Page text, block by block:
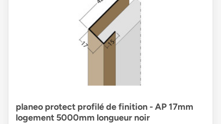
planeo protect profilé de finition - AP 17mm
logement 5000mm longueur noir